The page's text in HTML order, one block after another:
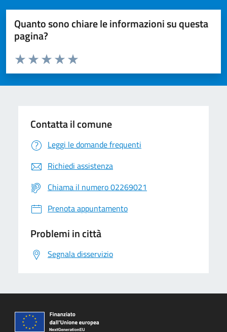
Quanto sono chiare le informazioni su questa
pagina?
Valuta da 1 a 5 stelle la pagina
Valuta 5 stelle su 5
Valuta 4 stelle su 5
Valuta 3 stelle su 5
Valuta 2 stelle su 5
Valuta 1 stelle su 5
Contatta il comune
Leggi le domande frequenti
Richiedi assistenza
Chiama il numero 02269021
Prenota appuntamento
Problemi in città
Segnala disservizio